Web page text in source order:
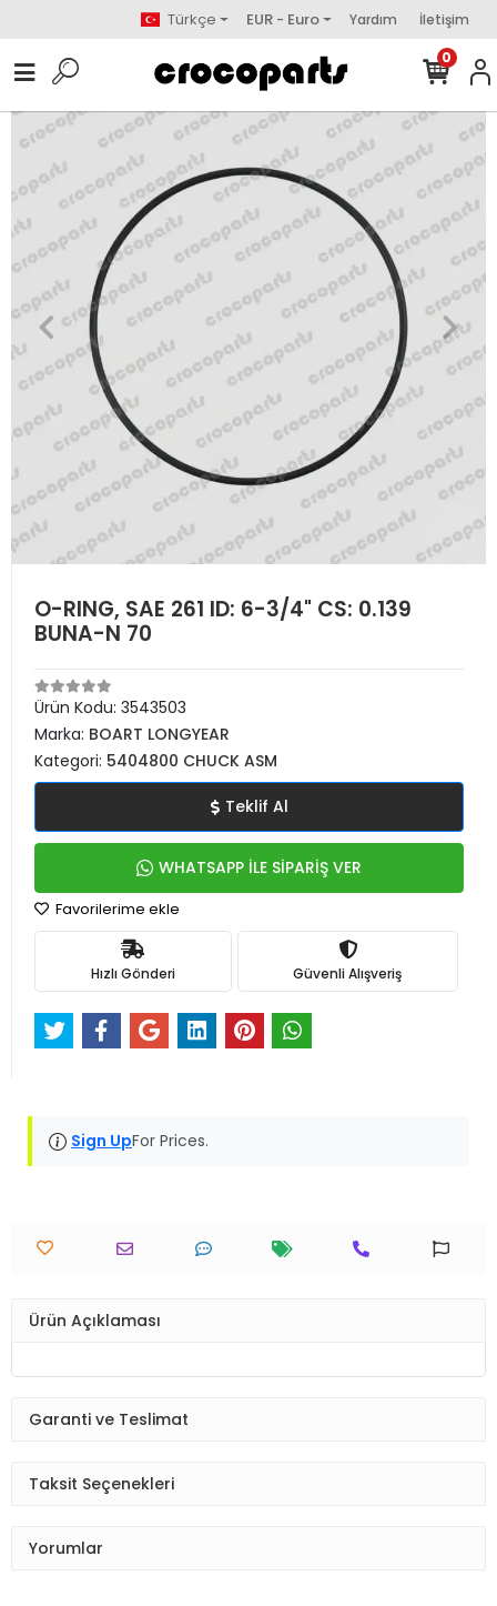
Türkçe EUR - Euro Yardım İletişim
0
O-RING, SAE 261 ID: 6-3/4" CS: 0.139
BUNA-N 70
Ürün Kodu: 3543503
Marka: BOART LONGYEAR
Kategori: 5404800 CHUCK ASM
Teklif Al
WHATSAPP İLE SİPARİŞ VER
Favorilerime ekle
Hızlı Gönderi Güvenli Alışveriş
Sign UpFor Prices.
Ürün Açıklaması
Garanti ve Teslimat
Taksit Seçenekleri
Yorumlar